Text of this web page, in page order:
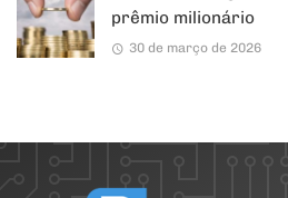
prêmio milionário
30 de março de 2026